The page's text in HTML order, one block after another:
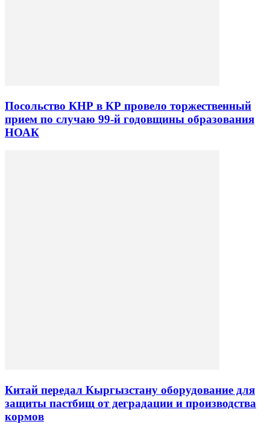
Посольство КНР в КР провело торжественный
прием по случаю 99-й годовщины образования
НОАК
Китай передал Кыргызстану оборудование для
защиты пастбищ от деградации и производства
кормов